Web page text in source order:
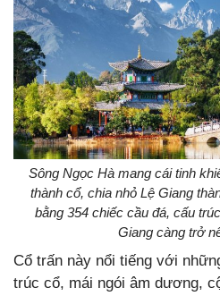
Sông Ngọc Hà mang cái tinh
thành cổ, chia nhỏ Lệ Giang
bằng 354 chiếc cầu đá, cấu
Giang càng trở
Cổ trấn này nổi tiếng với
trúc cổ, mái ngói âm dương,